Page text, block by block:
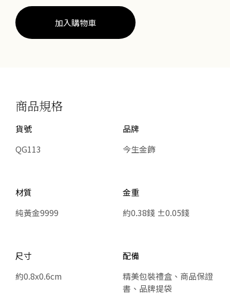
量
加入購物車
商品規格
貨號
QG113
品牌
今生金飾
材質
純黃金9999
金重
約0.38錢 ±0.05錢
尺寸
約0.8x0.6cm
配備
精美包裝禮盒、商品保證
書、品牌提袋